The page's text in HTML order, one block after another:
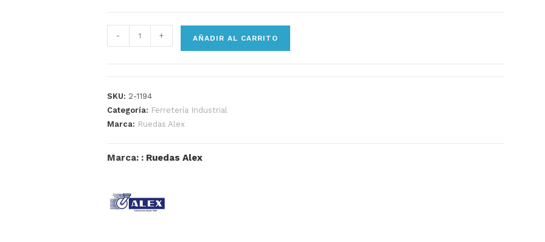
- + AÑADIR AL CARRITO
SKU: 2-1194
Categoría: Ferretería Industrial
Marca: Ruedas Alex
Marca: : Ruedas Alex